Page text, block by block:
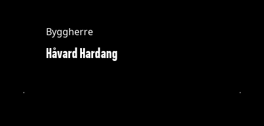
Byggherre
Håvard Hardang